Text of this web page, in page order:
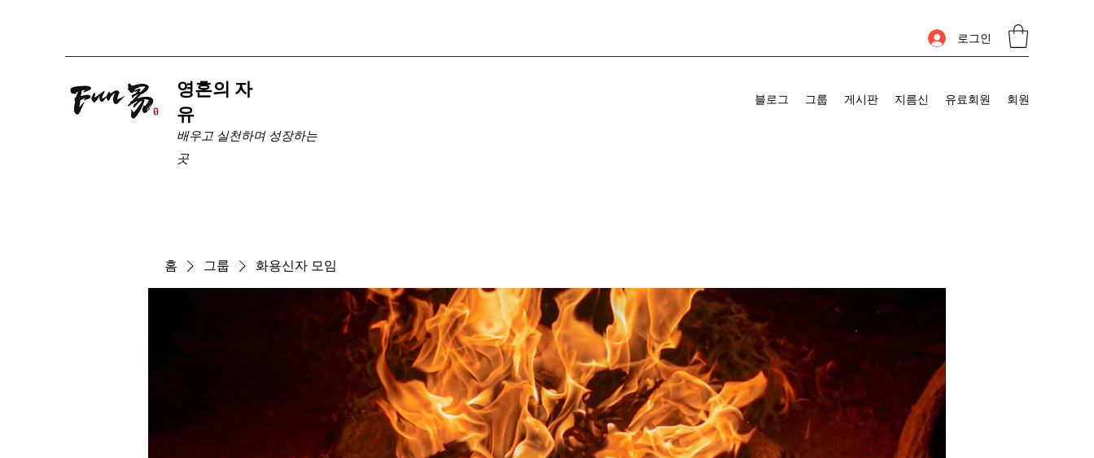
로그인
​영혼의 자
유
배우고 실천하며 성장하는
곳
블로그 그룹 게시판 지름신 유료회원 회원
홈 그룹 화용신자 모임